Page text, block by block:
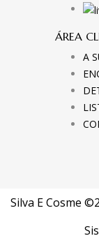
ÁREA
A
Silva E Cosme